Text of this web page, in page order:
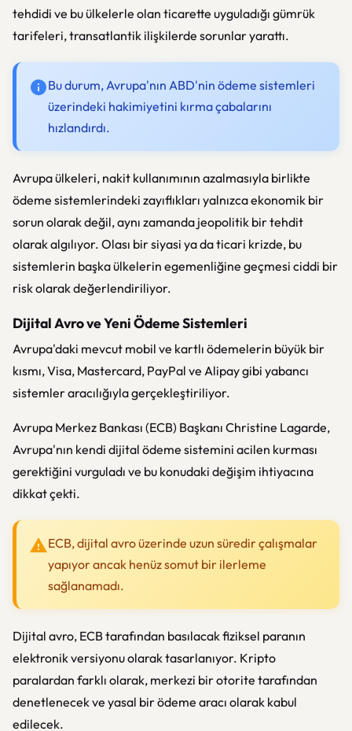
tehdidi ve bu ülkelerle olan ticarette uyguladığı gümrük
tarifeleri, transatlantik ilişkilerde sorunlar yarattı.
Bu durum, Avrupa'nın ABD'nin ödeme sistemleri
üzerindeki hakimiyetini kırma çabalarını
hızlandırdı.
Avrupa ülkeleri, nakit kullanımının azalmasıyla birlikte
ödeme sistemlerindeki zayıflıkları yalnızca ekonomik bir
sorun olarak değil, aynı zamanda jeopolitik bir tehdit
olarak algılıyor. Olası bir siyasi ya da ticari krizde, bu
sistemlerin başka ülkelerin egemenliğine geçmesi ciddi bir
risk olarak değerlendiriliyor.
Dijital Avro ve Yeni Ödeme Sistemleri
Avrupa'daki mevcut mobil ve kartlı ödemelerin büyük bir
kısmı, Visa, Mastercard, PayPal ve Alipay gibi yabancı
sistemler aracılığıyla gerçekleştiriliyor.
Avrupa Merkez Bankası (ECB) Başkanı Christine Lagarde,
Avrupa'nın kendi dijital ödeme sistemini acilen kurması
gerektiğini vurguladı ve bu konudaki değişim ihtiyacına
dikkat çekti.
ECB, dijital avro üzerinde uzun süredir çalışmalar
yapıyor ancak henüz somut bir ilerleme
sağlanamadı.
Dijital avro, ECB tarafından basılacak fiziksel paranın
elektronik versiyonu olarak tasarlanıyor. Kripto
paralardan farklı olarak, merkezi bir otorite tarafından
denetlenecek ve yasal bir ödeme aracı olarak kabul
edilecek.